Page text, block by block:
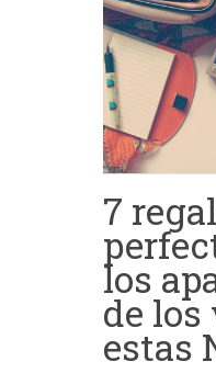
7
los
de los
estas